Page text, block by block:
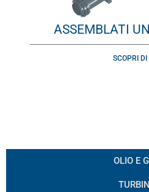
ASSEMBLATI
SCOPRI DI
OLIO E